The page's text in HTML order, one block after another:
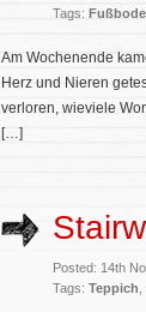
Tags:
Am Wochenende
Herz und Nieren
verloren, wieviele
[…]
Posted: 14th
Tags: Teppich